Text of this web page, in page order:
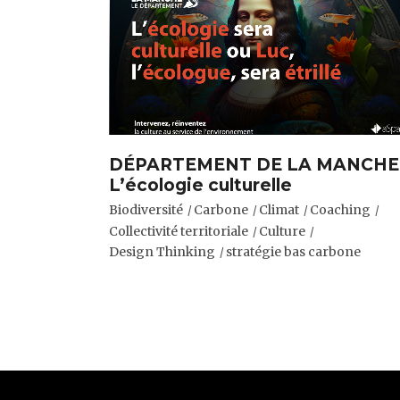
DÉPARTEMENT DE LA
L’écologie culturelle
Biodiversité Carbone Climat
Coaching
Collectivité territoriale
Culture
Design Thinking
stratégie bas carbone